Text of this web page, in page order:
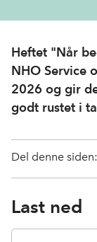
Heftet "Når
NHO Service
2026 og gir
godt rustet i
Del denne siden:
Last ned